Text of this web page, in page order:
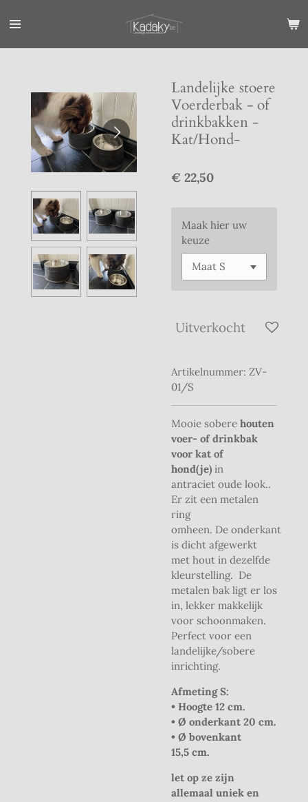
direct
Landelijke stoere
Voerderbak - of
drinkbakken -
Kat/Hond-
€ 22,50
Maak hier uw
keuze
Uitverkocht
Artikelnummer: ZV-
01/S
Mooie sobere houten
voer- of drinkbak
voor kat of
hond(je) in
antraciet oude look..
Er zit een metalen
ring
omheen. De onderkant
is dicht afgewerkt
met hout in dezelfde
kleurstelling. De
metalen bak ligt er los
in, lekker makkelijk
voor schoonmaken.
Perfect voor een
landelijke/sobere
inrichting.
Afmeting S:
• Hoogte 12 cm.
• Ø onderkant 20 cm.
• Ø bovenkant
15,5 cm.
let op ze zijn
allemaal uniek en